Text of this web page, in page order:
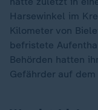
Harsewinkel im
Kilometer von
befristete
Behörden hatten
Gefährder auf dem